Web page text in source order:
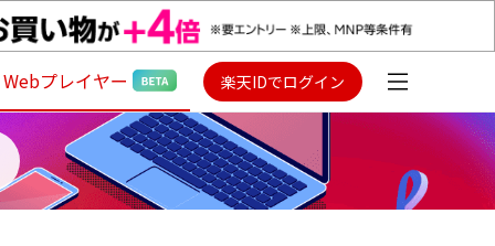
Webプレイヤー 楽天IDでログイン